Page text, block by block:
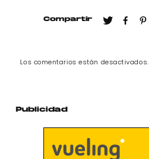
Compartir
Los comentarios están desactivados.
Publicidad